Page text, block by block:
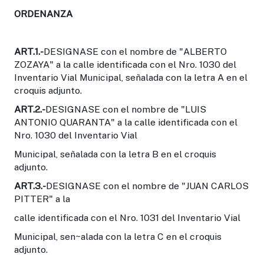
ORDENANZA
ART.1.-DESIGNASE con el nombre de "ALBERTO
ZOZAYA" a la calle identificada con el Nro. 1030 del
Inventario Vial Municipal, señalada con la letra A en el
croquis adjunto.
ART.2.-DESIGNASE con el nombre de "LUIS
ANTONIO QUARANTA" a la calle identificada con el
Nro. 1030 del Inventario Vial
Municipal, señalada con la letra B en el croquis
adjunto.
ART.3.-DESIGNASE con el nombre de "JUAN CARLOS
PITTER" a la
calle identificada con el Nro. 1031 del Inventario Vial
Municipal, sen~alada con la letra C en el croquis
adjunto.